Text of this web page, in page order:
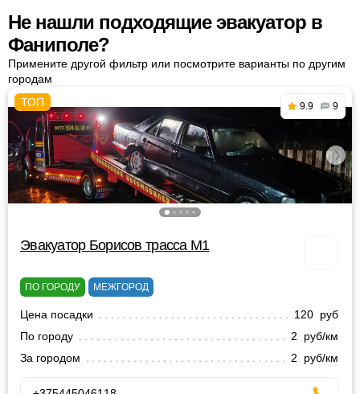
Не нашли подходящие эвакуатор в
Фаниполе?
Примените другой фильтр или посмотрите варианты по другим
городам
9.9 9
Эвакуатор Борисов трасса М1
ПО ГОРОДУ МЕЖГОРОД
Цена посадки
120 руб
По городу
2 руб/км
За городом
2 руб/км